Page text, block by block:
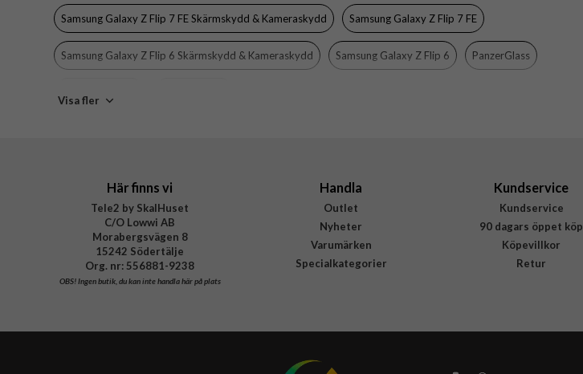
Färg
Material
Varumärke
PanzerGlass
Samsung Galaxy Z Flip 7 FE Skärmskydd & Kameraskydd Samsung Galaxy Z Flip 7 FE
Samsung Galaxy Z Flip 6 Skärmskydd & Kameraskydd Samsung Galaxy Z Flip 6 PanzerGlass
Visa fler
Här finns vi
Tele2 by SkalHuset
C/O Lowwi AB
Morabergsvägen 8
15242 Södertälje
Org. nr: 556881-9238
OBS!Ingen butik, du kan inte handla här på plats
Handla
Outlet
Nyheter
Varumärken
Specialkategorier
Kundservice
Kundservice
90 dagars öppet köp
Köpevillkor
Retur